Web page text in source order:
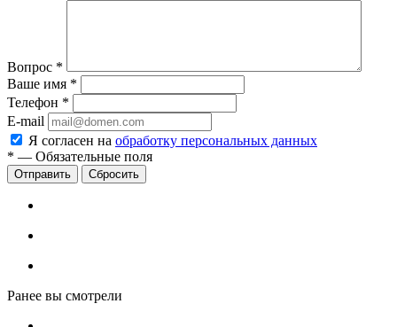
Вопрос *
Ваше имя *
Телефон *
E-mail
Я согласен на обработку персональных данных
* — Обязательные поля
Сбросить
Ранее вы смотрели